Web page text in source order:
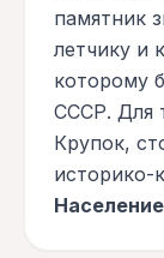
памятник
летчику и
которому
СССР. Для
Крупок,
историко-